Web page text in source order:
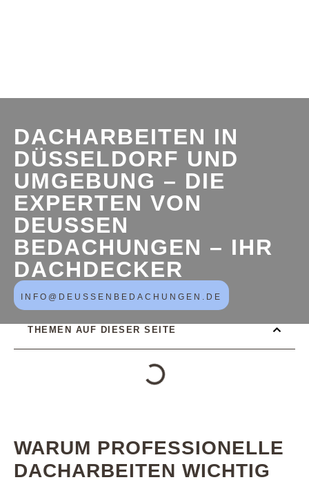
DACHARBEITEN IN
DÜSSELDORF UND
UMGEBUNG – DIE
EXPERTEN VON
DEUSSEN
BEDACHUNGEN – IHR
DACHDECKER
INFO@DEUSSENBEDACHUNGEN.DE
THEMEN AUF DIESER SEITE
WARUM PROFESSIONELLE
DACHARBEITEN WICHTIG